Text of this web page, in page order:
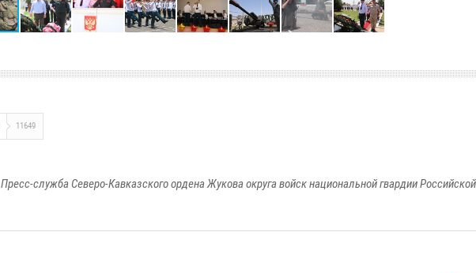
11649
Пресс-служба Северо-Кавказского ордена Жукова округа войск национальной гвардии